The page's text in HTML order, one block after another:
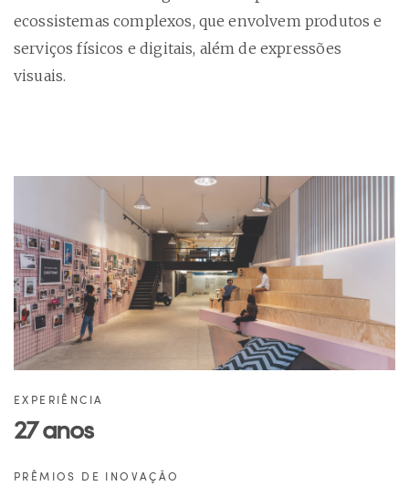
ecossistemas complexos, que envolvem produtos e
serviços físicos e digitais, além de expressões
visuais.
EXPERIÊNCIA
27 anos
PRÊMIOS DE INOVAÇÃO